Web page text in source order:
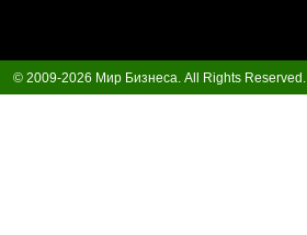
© 2009-2026 Мир Бизнеса. All Rights Reserved.